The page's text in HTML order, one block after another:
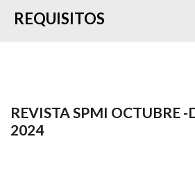
REQUISITOS
REVISTA SPMI OCTUBRE
2024